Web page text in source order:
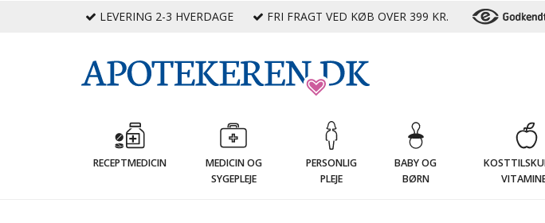
LEVERING 2-3 HVERDAGE FRI FRAGT VED KØB OVER 399 KR.
RECEPTMEDICIN
MEDICIN OG
SYGEPLEJE
PERSONLIG
PLEJE
BABY OG
BØRN